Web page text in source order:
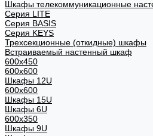
Шкафы телекоммуникационные
Cерия LITE
Cерия BASIS
Cерия KEYS
Трехсекционные (откидные) шкафы
Встраиваемый настенный шкаф
600x450
600x600
Шкафы 12U
600x600
Шкафы 15U
Шкафы 6U
600x350
Шкафы 9U